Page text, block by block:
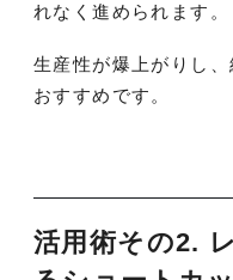
れなく進められます。
生産性が爆上がりし
おすすめです。
活用術その2.